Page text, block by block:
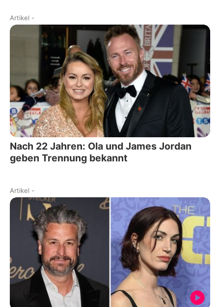
Artikel -
Nach 22 Jahren: Ola und James Jordan
geben Trennung bekannt
Artikel -